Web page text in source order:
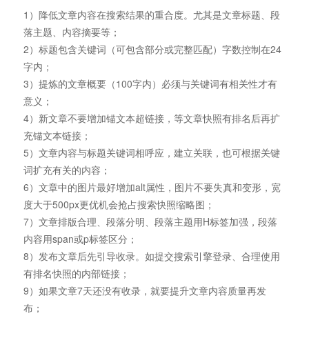
1）降低文章内容在搜索结果的重合度。尤其是文章标题、段
落主题、内容摘要等；
2）标题包含关键词（可包含部分或完整匹配）字数控制在24
字内；
3）提炼的文章概要（100字内）必须与关键词有相关性才有
意义；
4）新文章不要增加锚文本超链接，等文章快照有排名后再扩
充锚文本链接；
5）文章内容与标题关键词相呼应，建立关联，也可根据关键
词扩充有关的内容；
6）文章中的图片最好增加alt属性，图片不要失真和变形，宽
度大于500px更优机会抢占搜索快照缩略图；
7）文章排版合理、段落分明、段落主题用H标签加强，段落
内容用span或p标签区分；
8）发布文章后先引导收录。如提交搜索引擎登录、合理使用
有排名快照的内部链接；
9）如果文章7天还没有收录，就要提升文章内容质量再发
布；